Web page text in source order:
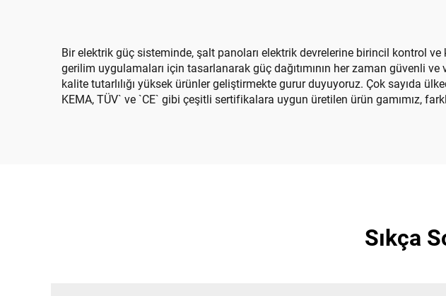
Bir elektrik güç sisteminde, şalt panoları elektrik devrelerine birincil kontrol
gerilim uygulamaları için tasarlanarak güç dağıtımının her zaman güvenli
kalite tutarlılığı yüksek ürünler geliştirmekte gurur duyuyoruz. Çok sayıda
KEMA, TÜV` ve `CE` gibi çeşitli sertifikalara uygun üretilen ürün gamımız,
Sıkça